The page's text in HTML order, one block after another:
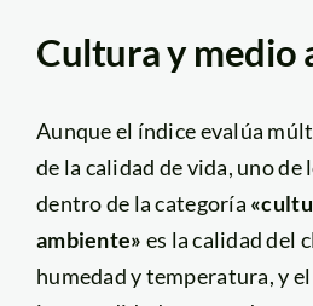
Cultura y medio
Aunque el índice evalúa
de la calidad de vida, uno de
dentro de la categoría
ambiente» es la calidad del
humedad y temperatura, y